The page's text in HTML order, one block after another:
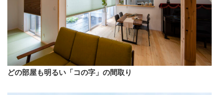
どの部屋も明るい「コの字」の間取り